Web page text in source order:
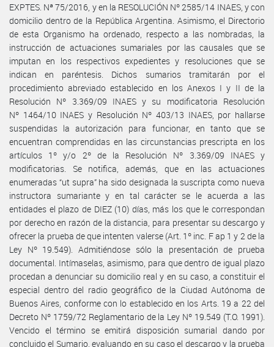
EXPTES. Nª 75/2016, y en la RESOLUCIÓN Nº 2585/14 INAES, y con
domicilio dentro de la República Argentina. Asimismo, el Directorio
de esta Organismo ha ordenado, respecto a las nombradas, la
instrucción de actuaciones sumariales por las causales que se
imputan en los respectivos expedientes y resoluciones que se
indican en paréntesis. Dichos sumarios tramitarán por el
procedimiento abreviado establecido en los Anexos I y II de la
Resolución Nº 3.369/09 INAES y su modificatoria Resolución
Nº 1464/10 INAES y Resolución Nº 403/13 INAES, por hallarse
suspendidas la autorización para funcionar, en tanto que se
encuentran comprendidas en las circunstancias prescripta en los
artículos 1º y/o 2º de la Resolución Nº 3.369/09 INAES y
modificatorias. Se notifica, además, que en las actuaciones
enumeradas “ut supra” ha sido designada la suscripta como nueva
instructora sumariante y en tal carácter se le acuerda a las
entidades el plazo de DIEZ (10) días, más los que le correspondan
por derecho en razón de la distancia, para presentar su descargo y
ofrecer la prueba de que intenten valerse (Art. 1º inc. F ap 1 y 2 de la
Ley Nº 19.549). Admitiéndose sólo la presentación de prueba
documental. Intímaselas, asimismo, para que dentro de igual plazo
procedan a denunciar su domicilio real y en su caso, a constituir el
especial dentro del radio geográfico de la Ciudad Autónoma de
Buenos Aires, conforme con lo establecido en los Arts. 19 a 22 del
Decreto Nº 1759/72 Reglamentario de la Ley Nº 19.549 (T.O. 1991).
Vencido el término se emitirá disposición sumarial dando por
concluido el Sumario, evaluando en su caso el descargo y la prueba